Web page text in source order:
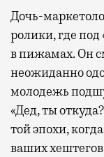
Дочь-
ролики, где
в пижамах. Он
неожиданно
молодежь
«Дед, ты
той эпохи,
ваших